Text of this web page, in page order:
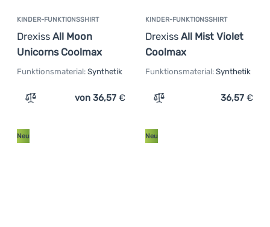
KINDER-FUNKTIONSSHIRT
Drexiss All Moon
Unicorns Coolmax
Funktionsmaterial: Synthetik
Zum Vergleich 'Kinder-Funktionsshirt Drexiss All Moon
von 36,57 €
KINDER-FUNKTIONSSHIRT
Drexiss All Mist Violet
Coolmax
Funktionsmaterial: Synthetik
Zum Vergleich 'Kinder-
36,57 €
Neu Neu